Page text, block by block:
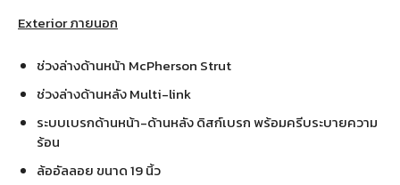
Exterior ภายนอก
ช่วงล่างด้านหน้า McPherson Strut
ช่วงล่างด้านหลัง Multi-link
ระบบเบรกด้านหน้า-ด้านหลัง ดิสก์เบรก พร้อมครีบระบายความ
ร้อน
ล้ออัลลอย ขนาด 19 นิ้ว